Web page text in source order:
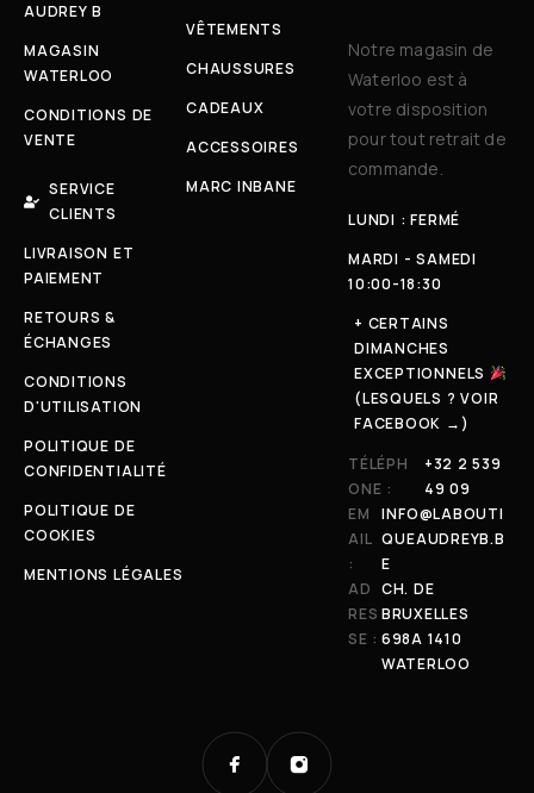
AUDREY B
MAGASIN
WATERLOO
CONDITIONS DE
VENTE
SERVICE
CLIENTS
LIVRAISON ET
PAIEMENT
RETOURS &
ÉCHANGES
CONDITIONS
D'UTILISATION
POLITIQUE DE
CONFIDENTIALITÉ
POLITIQUE DE
COOKIES
MENTIONS LÉGALES
VÊTEMENTS
CHAUSSURES
CADEAUX
ACCESSOIRES
MARC INBANE
Notre magasin de
Waterloo est à
votre disposition
pour tout retrait de
commande.
LUNDI : FERMÉ
MARDI - SAMEDI
10:00-18:30
+ CERTAINS
DIMANCHES
EXCEPTIONNELS
(LESQUELS ? VOIR
FACEBOOK →)
TÉLÉPH
ONE :
+32 2 539
49 09
EM
AIL
:
INFO@LABOUTI
QUEAUDREYB.B
E
AD
RES
SE :
CH. DE
BRUXELLES
698A 1410
WATERLOO